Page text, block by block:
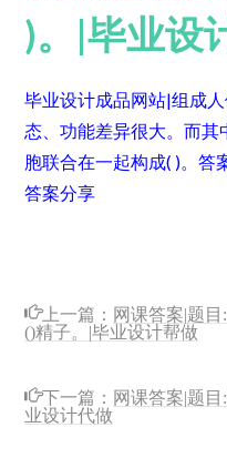
)。|毕业设
毕业设计成品网站|组成
态、功能差异很大。而其
胞联合在一起构成( )。答
答案分享
上一篇： 网课答案|题
()精子。|毕业设计帮做
下一篇： 网课答案|题
业设计代做